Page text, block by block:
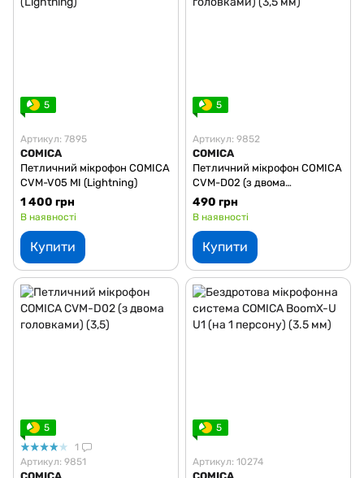
5
Артикул: 7895
COMICA
Петличний мікрофон COMICA
CVM-V05 MI (Lightning)
1 400 грн
В наявності
Купити
5
Артикул: 9852
COMICA
Петличний мікрофон COMICA
CVM-D02 (з двома
головками) (3,5 мм)
490 грн
В наявності
Купити
5
1
Артикул: 9851
5
Артикул: 10274